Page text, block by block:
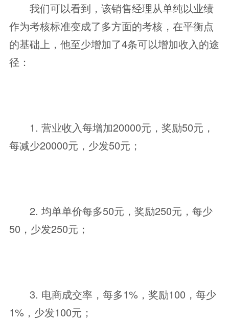
我们可以看到，该销售经理从单纯以业绩
作为考核标准变成了多方面的考核，在平衡点
的基础上，他至少增加了4条可以增加收入的途
径：
1. 营业收入每增加20000元，奖励50元，
每减少20000元，少发50元；
2. 均单单价每多50元，奖励250元，每少
50，少发250元；
3. 电商成交率，每多1%，奖励100，每少
1%，少发100元；